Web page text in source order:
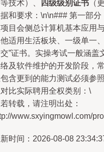
技术）、 四级级别证书 （
和要求：\n\n### 第一部
目会侧总计算机基本应用
适用生活板块、一级单一
”证书。实操考试一般涵
及软件维护的开发阶段，
含更到的能力测试必须参
比实际聘用全权类别：\
转载，请注明出处：
www.sxyingmowl.com/
时间：2026-08-08